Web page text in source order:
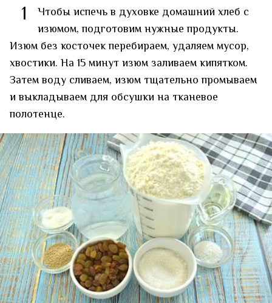
1
Чтобы испечь в духовке домашний хлеб с
изюмом, подготовим нужные продукты.
Изюм без косточек перебираем, удаляем мусор,
хвостики. На 15 минут изюм заливаем кипятком.
Затем воду сливаем, изюм тщательно промываем
и выкладываем для обсушки на тканевое
полотенце.